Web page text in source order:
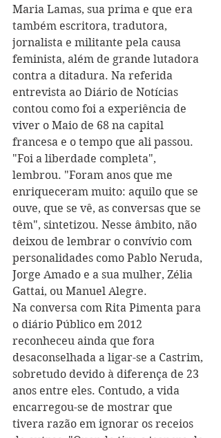
Maria Lamas, sua prima e que era
também escritora, tradutora,
jornalista e militante pela causa
feminista, além de grande lutadora
contra a ditadura. Na referida
entrevista ao Diário de Notícias
contou como foi a experiência de
viver o Maio de 68 na capital
francesa e o tempo que ali passou.
"Foi a liberdade completa",
lembrou. "Foram anos que me
enriqueceram muito: aquilo que se
ouve, que se vê, as conversas que se
têm", sintetizou. Nesse âmbito, não
deixou de lembrar o convívio com
personalidades como Pablo Neruda,
Jorge Amado e a sua mulher, Zélia
Gattai, ou Manuel Alegre.
Na conversa com Rita Pimenta para
o diário Público em 2012
reconheceu ainda que fora
desaconselhada a ligar-se a Castrim,
sobretudo devido à diferença de 23
anos entre eles. Contudo, a vida
encarregou-se de mostrar que
tivera razão em ignorar os receios